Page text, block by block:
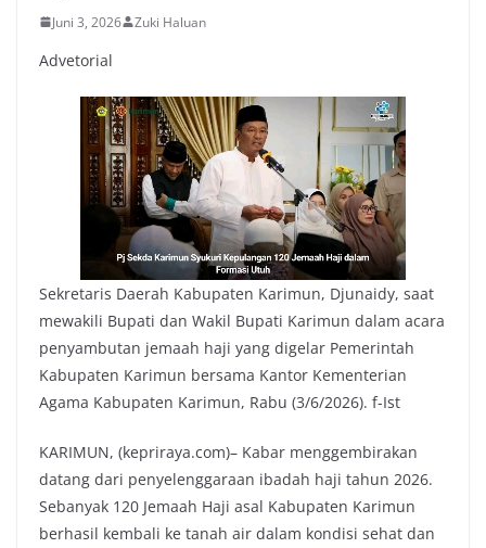
Juni 3, 2026 Zuki Haluan
Advetorial
Sekretaris Daerah Kabupaten Karimun, Djunaidy, saat
mewakili Bupati dan Wakil Bupati Karimun dalam acara
penyambutan jemaah haji yang digelar Pemerintah
Kabupaten Karimun bersama Kantor Kementerian
Agama Kabupaten Karimun, Rabu (3/6/2026). f-Ist
KARIMUN, (kepriraya.com)– Kabar menggembirakan
datang dari penyelenggaraan ibadah haji tahun 2026.
Sebanyak 120 Jemaah Haji asal Kabupaten Karimun
berhasil kembali ke tanah air dalam kondisi sehat dan